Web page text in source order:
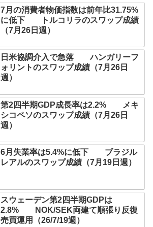
7月の消費者物価指数は前年比31.75%
に低下 トルコリラのスワップ成績
（7月26日週）
日米協調介入で急落 ハンガリーフ
ォリントのスワップ成績（7月26日
週）
第2四半期GDP成長率は2.2% メキ
シコペソのスワップ成績（7月26日
週）
6月失業率は5.4%に低下 ブラジル
レアルのスワップ成績（7月19日週）
スウェーデン第2四半期GDPは
2.8% NOK/SEK両建て順張り反復
売買運用（26/7/19週）